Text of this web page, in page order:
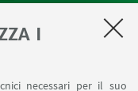
I
necessari per il suo